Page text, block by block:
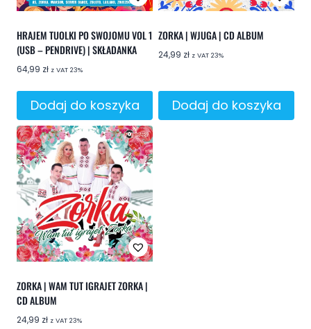
HRAJEM TUOLKI PO SWOJOMU VOL 1
(USB – PENDRIVE) | SKŁADANKA
64,99 zł z VAT 23%
Dodaj do koszyka
ZORKA | WJUGA | CD ALBUM
24,99 zł z VAT 23%
Dodaj do koszyka
ZORKA | WAM TUT IGRAJET ZORKA |
CD ALBUM
24,99 zł z VAT 23%